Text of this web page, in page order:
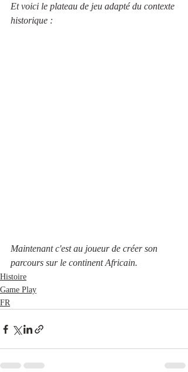
Et voici le plateau de jeu adapté du contexte
historique :
Maintenant c'est au joueur de créer son
parcours sur le continent Africain.
Histoire
Game Play
FR